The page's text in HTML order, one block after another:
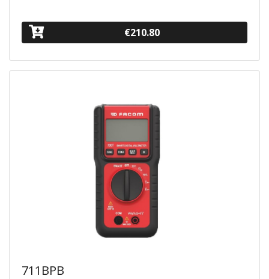
€210.80
711BPB